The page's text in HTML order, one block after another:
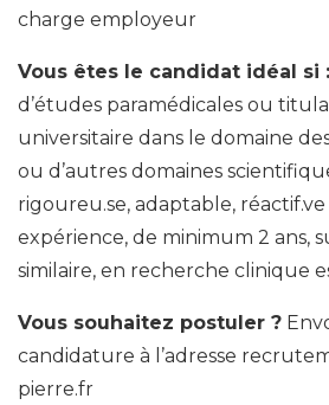
charge employeur
Vous êtes le candidat idéal si :
d’études paramédicales ou
universitaire dans le domaine
ou d’autres domaines
rigoureu.se, adaptable,
expérience, de minimum 2 ans,
similaire, en recherche clinique
Vous souhaitez postuler ?
candidature à l’adresse
pierre.fr